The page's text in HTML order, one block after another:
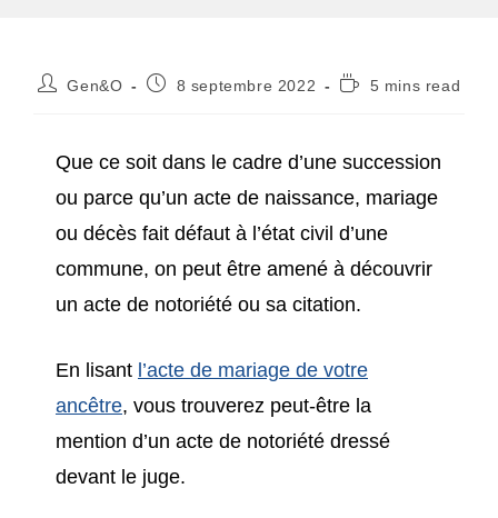
Auteur/autrice
Gen&O
Publication
8 septembre 2022
Temps5 mins read
Que ce soit dans le cadre d’une succession
ou parce qu’un acte de naissance, mariage
ou décès fait défaut à l’état civil d’une
commune, on peut être amené à découvrir
un acte de notoriété ou sa citation.
En lisant l’acte de mariage de votre
ancêtre, vous trouverez peut-être la
mention d’un acte de notoriété dressé
devant le juge.